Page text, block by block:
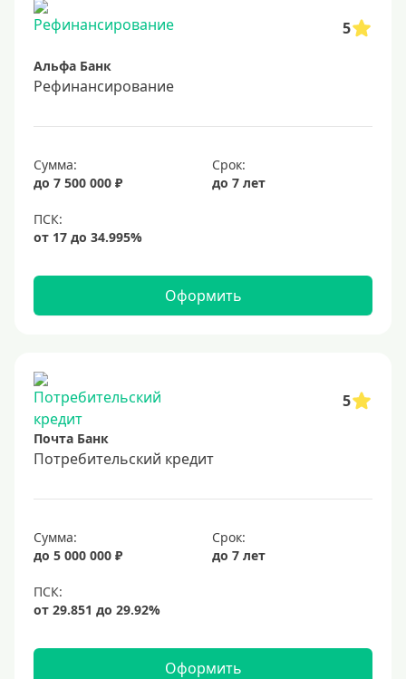
5
Альфа Банк
Рефинансирование
Сумма:
до 7 500 000 ₽
Срок:
до 7 лет
Оформить
5
Почта Банк
Потребительский кредит
Сумма:
до 5 000 000 ₽
Срок:
до 7 лет
Оформить